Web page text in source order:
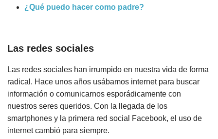
¿Qué puedo hacer como padre?
Las redes sociales
Las redes sociales han irrumpido en nuestra vida de forma
radical. Hace unos años usábamos internet para buscar
información o comunicarnos esporádicamente con
nuestros seres queridos. Con la llegada de los
smartphones y la primera red social Facebook, el uso de
internet cambió para siempre.